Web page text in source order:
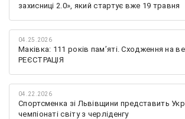
захисниці 2.0», який стартує вже 19 травня
04.25.2026
Маківка: 111 років пам’яті. Сходження на
РЕЄСТРАЦІЯ
04.22.2026
Спортсменка зі Львівщини представить
чемпіонаті світу з черліденгу